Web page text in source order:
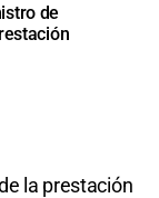
de
la prestación